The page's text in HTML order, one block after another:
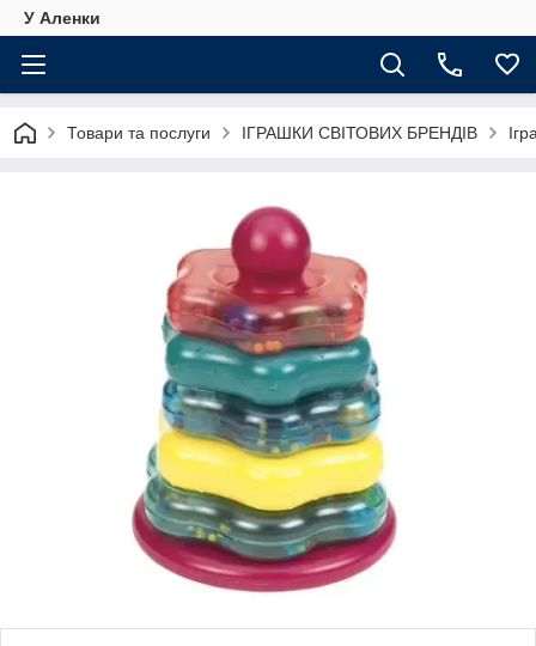
У Аленки
Товари та послуги ІГРАШКИ СВІТОВИХ БРЕНДІВ